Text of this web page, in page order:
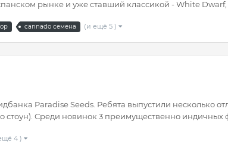
рынке и уже ставший классикой - White Dwarf,
cannado семена (и ещё 5 )
Paradise Seeds. Ребята выпустили несколько
Среди новинок 3 преимущественно индичных
4 )